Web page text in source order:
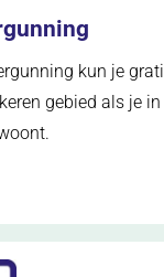
kun je
gebied als je in